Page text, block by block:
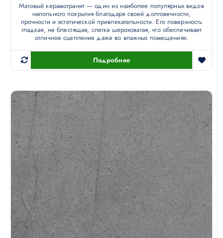
Матовый керамогранит — один из наиболее популярных видов
напольного покрытия благодаря своей долговечности,
прочности и эстетической привлекательности. Его поверхность
гладкая, не блестящая, слегка шероховатая, что обеспечивает
отличное сцепление даже во влажных помещениях.
Подробнее